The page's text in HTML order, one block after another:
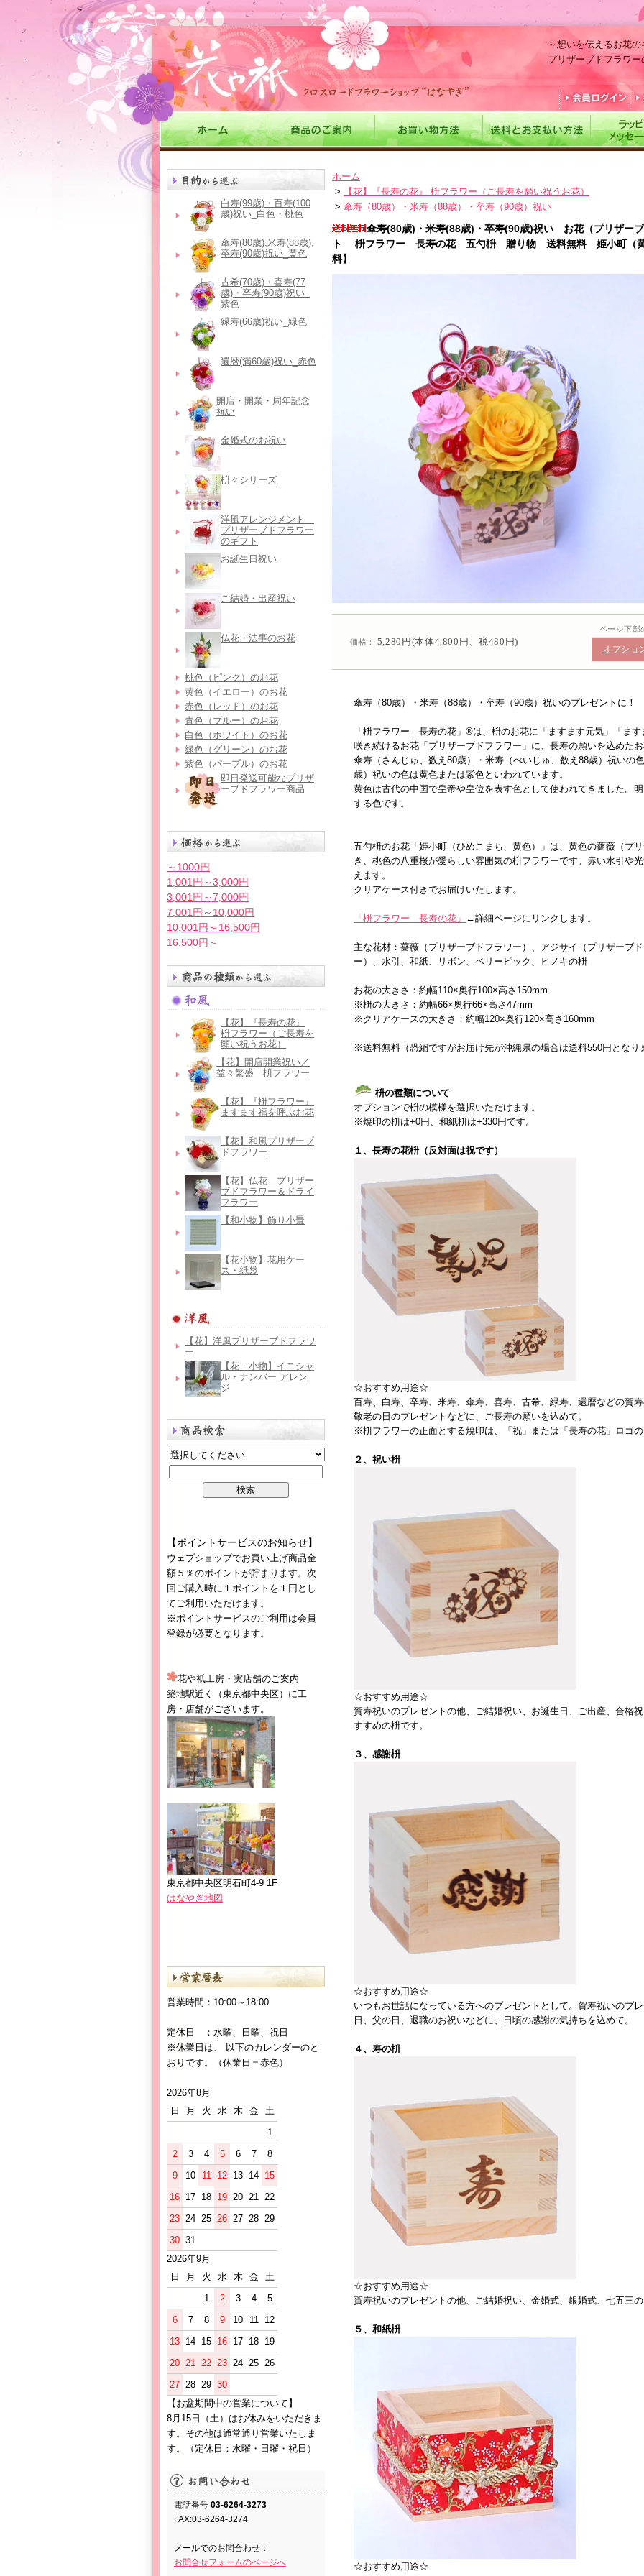
～想いを伝えるお花の
プリザーブドフラワー
白寿(99歳)・百寿(100
歳)祝い_白色・桃色
傘寿(80歳),米寿(88歳),
卒寿(90歳)祝い_黄色
古希(70歳)・喜寿(77
歳)・卒寿(90歳)祝い_
紫色
緑寿(66歳)祝い_緑色
還暦(満60歳)祝い_赤色
開店・開業・周年記念
祝い
金婚式のお祝い
枡々シリーズ
洋風アレンジメント＿
プリザーブドフラワー
のギフト
お誕生日祝い
ご結婚・出産祝い
仏花・法事のお花
桃色（ピンク）のお花
黄色（イエロー）のお花
赤色（レッド）のお花
青色（ブルー）のお花
白色（ホワイト）のお花
緑色（グリーン）のお花
紫色（パープル）のお花
即日発送可能なプリザ
ーブドフラワー商品
～1000円
1,001円～3,000円
3,001円～7,000円
7,001円～10,000円
10,001円～16,500円
16,500円～
【花】『長寿の花』
枡フラワー（ご長寿を
願い祝うお花）
【花】開店開業祝い／
益々繁盛 枡フラワー
【花】『枡フラワー』
ますます福を呼ぶお花
【花】和風プリザーブ
ドフラワー
【花】仏花＿プリザー
ブドフラワー＆ドライ
フラワー
【和小物】飾り小畳
【花小物】花用ケー
ス・紙袋
【花】洋風プリザーブドフラワ
ー
【花・小物】イニシャ
ル・ナンバー アレン
ジ
【ポイントサービスのお知らせ】
ウェブショップでお買い上げ商品金
額５％のポイントが貯まります。次
回ご購入時に１ポイントを１円とし
てご利用いただけます。
※ポイントサービスのご利用は会員
登録が必要となります。
花や祇工房・実店舗のご案内
築地駅近く（東京都中央区）に工
房・店舗がございます。
東京都中央区明石町4-9 1F
はなやぎ地図
営業時間：10:00～18:00
定休日 ：水曜、日曜、祝日
※休業日は、 以下のカレンダーのと
おりです。（休業日＝赤色）
2026年8月
日
月 火 水 木 金
土
1
2
3 4 5 6 7
8
9
10 11 12 13 14 15
16 17 18 19 20 21
22
23 24 25 26 27 28 29
30 31
2026年9月
日
月 火 水 木 金
土
1
2 3 4
5
6
7 8 9 10 11
12
13 14 15 16 17 18 19
20 21 22 23 24 25 26
27 28 29 30
【お盆期間中の営業について】
8月15日（土）はお休みをいただきま
す。その他は通常通り営業いたしま
す。（定休日：水曜・日曜・祝日）
電話番号 03-6264-3273
FAX:03-6264-3274
メールでのお問合わせ：
お問合せフォームのページへ
ホーム
>
【花】『長寿の花』 枡フラワー（ご長寿を願い祝うお花）
> 傘寿（80歳）・米寿（88歳）・卒寿（90歳）祝い
傘寿(80歳)・米寿(88歳)・卒寿(90歳)祝い お花（プリザー
ト 枡フラワー 長寿の花 五勺枡 贈り物 送料無料 姫小町（黄
料】
価格： 5,280円(本体4,800円、税480円)
ページ下部
オプショ
傘寿（80歳）・米寿（88歳）・卒寿（90歳）祝いのプレゼントに！
「枡フラワー 長寿の花」®は、枡のお花に「ますます元気」「ま
咲き続けるお花「プリザーブドフラワー」に、長寿の願いを込めた
傘寿（さんじゅ、数え80歳）・米寿（べいじゅ、数え88歳）祝いの
歳）祝いの色は黄色または紫色といわれています。
黄色は古代の中国で皇帝や皇位を表す色として使われてきました。
する色です。
五勺枡のお花「姫小町（ひめこまち、黄色）」は、黄色の薔薇（プ
き、桃色の八重桜が愛らしい雰囲気の枡フラワーです。赤い水引や
えます。
クリアケース付きでお届けいたします。
「枡フラワー 長寿の花」 ←詳細ページにリンクします。
主な花材：薔薇（プリザーブドフラワー）、アジサイ（プリザーブ
ー）、水引、和紙、リボン、ベリーピック、ヒノキの枡
お花の大きさ：約幅110×奥行100×高さ150mm
※枡の大きさ：約幅66×奥行66×高さ47mm
※クリアケースの大きさ：約幅120×奥行120×高さ160mm
※送料無料（恐縮ですがお届け先が沖縄県の場合は送料550円となり
枡の種類について
オプションで枡の模様を選択いただけます。
※焼印の枡は+0円、和紙枡は+330円です。
１、長寿の花枡（反対面は祝です）
☆おすすめ用途☆
百寿、白寿、卒寿、米寿、傘寿、喜寿、古希、緑寿、還暦などの賀
敬老の日のプレゼントなどに、ご長寿の願いを込めて。
※枡フラワーの正面とする焼印は、「祝」または「長寿の花」ロゴ
２、祝い枡
☆おすすめ用途☆
賀寿祝いのプレゼントの他、ご結婚祝い、お誕生日、ご出産、合格
すすめの枡です。
３、感謝枡
☆おすすめ用途☆
いつもお世話になっている方へのプレゼントとして。賀寿祝いのプ
日、父の日、退職のお祝いなどに、日頃の感謝の気持ちを込めて。
４、寿の枡
☆おすすめ用途☆
賀寿祝いのプレゼントの他、ご結婚祝い、金婚式、銀婚式、七五三
５、和紙枡
☆おすすめ用途☆